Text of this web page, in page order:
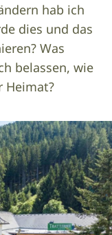
hab ich
dies und das
Was
belassen, wie
Heimat?